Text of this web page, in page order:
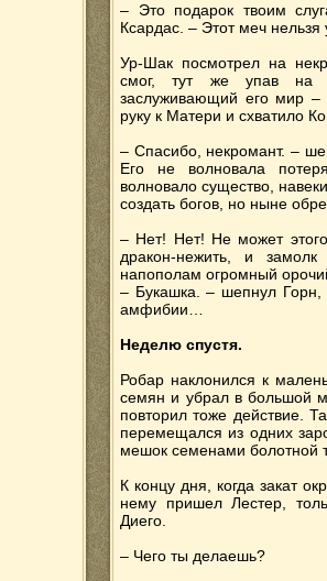
– Это подарок твоим
Ксардас. – Этот меч нельзя
Ур-Шак посмотрел на
смог, тут же упав на
заслуживающий его мир –
руку к Матери и схватило
– Спасибо, некромант. –
Его не волновала
волновало существо,
создать богов, но ныне
– Нет! Нет! Не может
дракон-нежить, и
напополам огромный
– Букашка. – шепнул Горн,
амфибии…
Неделю спустя.
Робар наклонился к
семян и убрал в большой
повторил тоже действие.
перемещался из одних
мешок семенами болотной
К концу дня, когда закат
нему пришел Лестер,
Диего.
– Чего ты делаешь?